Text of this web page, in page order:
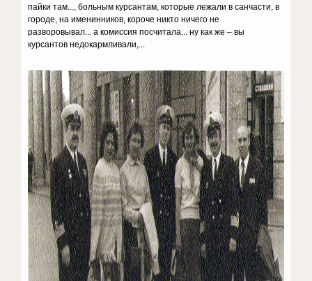
пайки там..., больным курсантам, которые лежали в санчасти, в
городе, на именинников, короче никто ничего не
разворовывал... а комиссия посчитала... ну как же – вы
курсантов недокармливали,...